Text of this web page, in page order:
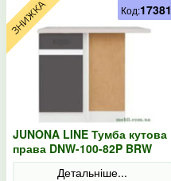
JUNONA LINE Тумба кутова
права DNW-100-82P BRW
Польща колір-сірий
Детальніше...
Код:17381